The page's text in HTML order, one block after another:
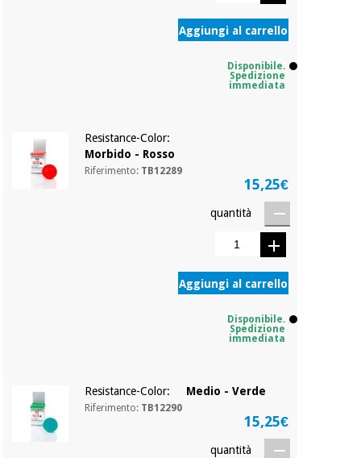
Veterinario
Aggiungi al carrello
Disponibile.
Spedizione
immediata
Resistance-Color:
Morbido - Rosso
Riferimento: TB12289
15,25€
quantità
Aggiungi al carrello
Disponibile.
Spedizione
immediata
Resistance-Color: Medio - Verde
Riferimento: TB12290
15,25€
quantità